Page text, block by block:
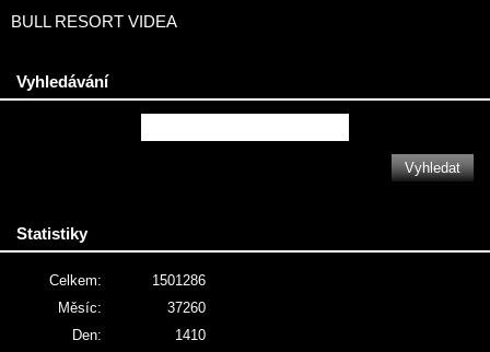
BULL RESORT VIDEA
Vyhledávání
Statistiky
Celkem:
1501286
Měsíc:
37260
Den:
1410